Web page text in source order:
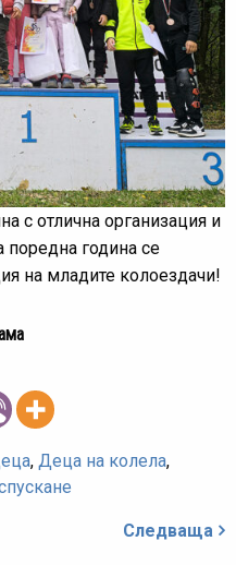
с отлична организация и
поредна година се
на младите колоездачи!
, Деца на колела,
Следваща